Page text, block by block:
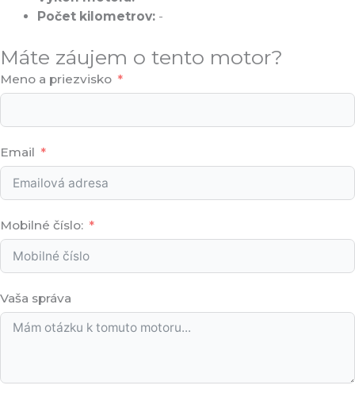
Počet kilometrov: -
Máte záujem o tento motor?
Meno a priezvisko
Email
Mobilné číslo:
Vaša správa